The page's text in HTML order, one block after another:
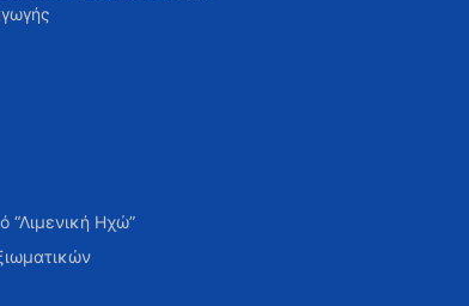
“Λιμενική Ηχώ”